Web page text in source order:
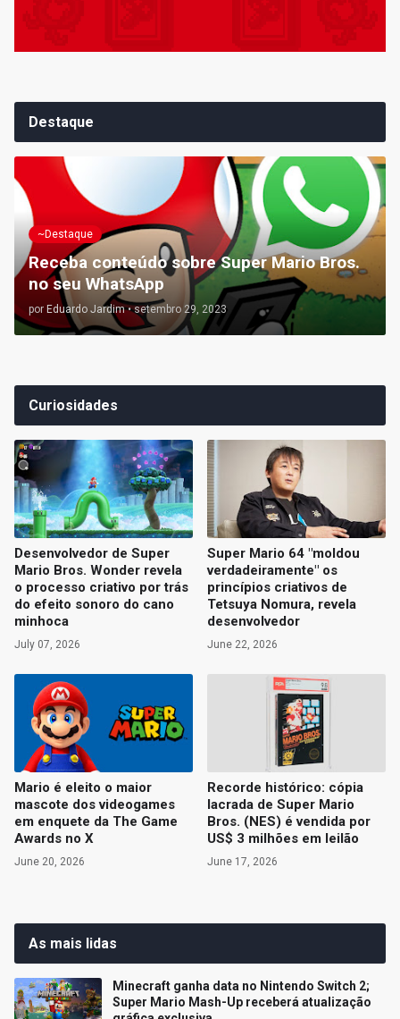
Destaque
~Destaque
Receba conteúdo sobre Super Mario Bros.
no seu WhatsApp
por Eduardo Jardim • setembro 29, 2023
Curiosidades
Desenvolvedor de Super
Mario Bros. Wonder revela
o processo criativo por trás
do efeito sonoro do cano
minhoca
July 07, 2026
Super Mario 64 "moldou
verdadeiramente" os
princípios criativos de
Tetsuya Nomura, revela
desenvolvedor
June 22, 2026
Mario é eleito o maior
mascote dos videogames
em enquete da The Game
Awards no X
June 20, 2026
Recorde histórico: cópia
lacrada de Super Mario
Bros. (NES) é vendida por
US$ 3 milhões em leilão
June 17, 2026
As mais lidas
Minecraft ganha data no Nintendo Switch 2;
Super Mario Mash-Up receberá atualização